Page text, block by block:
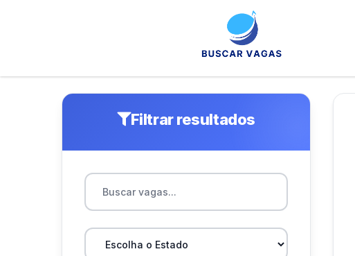
Filtrar resultados